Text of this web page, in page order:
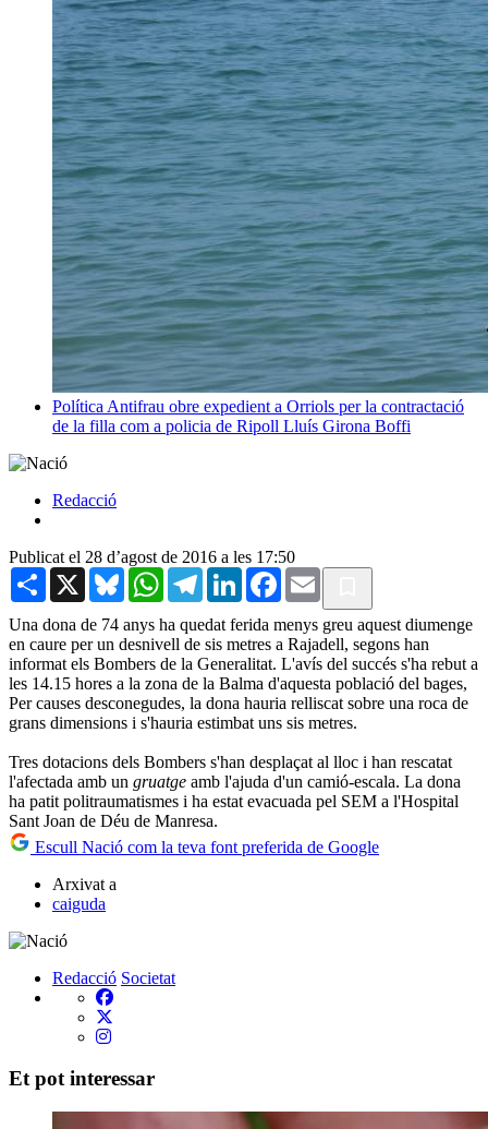
Política Antifrau obre expedient a Orriols per la contractació
de la filla com a policia de Ripoll Lluís Girona Boffi
Redacció
Publicat el 28 d’agost de 2016 a les 17:50
Share X BlueskyWhatsAppTelegramLinkedInFacebook
Email
Una dona de 74 anys ha quedat ferida menys greu aquest diumenge
en caure per un desnivell de sis metres a Rajadell, segons han
informat els Bombers de la Generalitat. L'avís del succés s'ha rebut a
les 14.15 hores a la zona de la Balma d'aquesta població del bages,
Per causes desconegudes, la dona hauria relliscat sobre una roca de
grans dimensions i s'hauria estimbat uns sis metres.
Tres dotacions dels Bombers s'han desplaçat al lloc i han rescatat
l'afectada amb un gruatge amb l'ajuda d'un camió-escala. La dona
ha patit politraumatismes i ha estat evacuada pel SEM a l'Hospital
Sant Joan de Déu de Manresa.
Escull Nació com la teva font preferida de Google
Arxivat a
caiguda
Redacció Societat
Et pot interessar